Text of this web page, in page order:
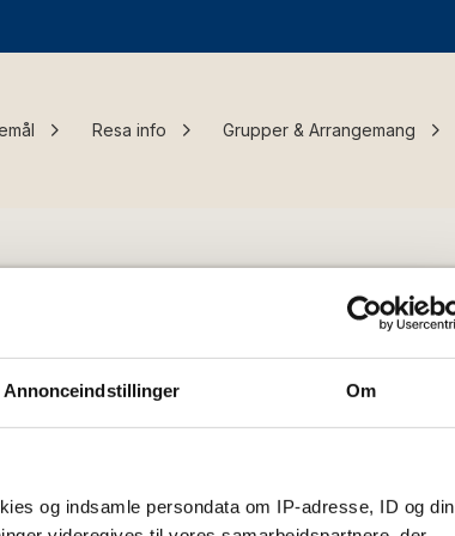
Annonceindstillinger Om
og indsamle persondata om IP-adresse, ID og din
Resa info Grupper & Arrangemang